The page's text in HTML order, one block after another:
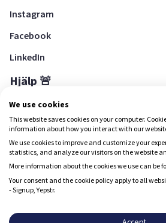
Instagram
Facebook
LinkedIn
Hjälp 🚨
Hjälpcenter
Ladda ned Yepstr
Ladda ned Yepstr
upplevelse.
We use cookies
This website saves cookies on your computer.
information about how you interact with our
We use cookies to improve and customize your
statistics, and analyze our visitors on the website
More information about the cookies we use can be
Your consent and the cookie policy apply to all
- Signup, Yepstr.